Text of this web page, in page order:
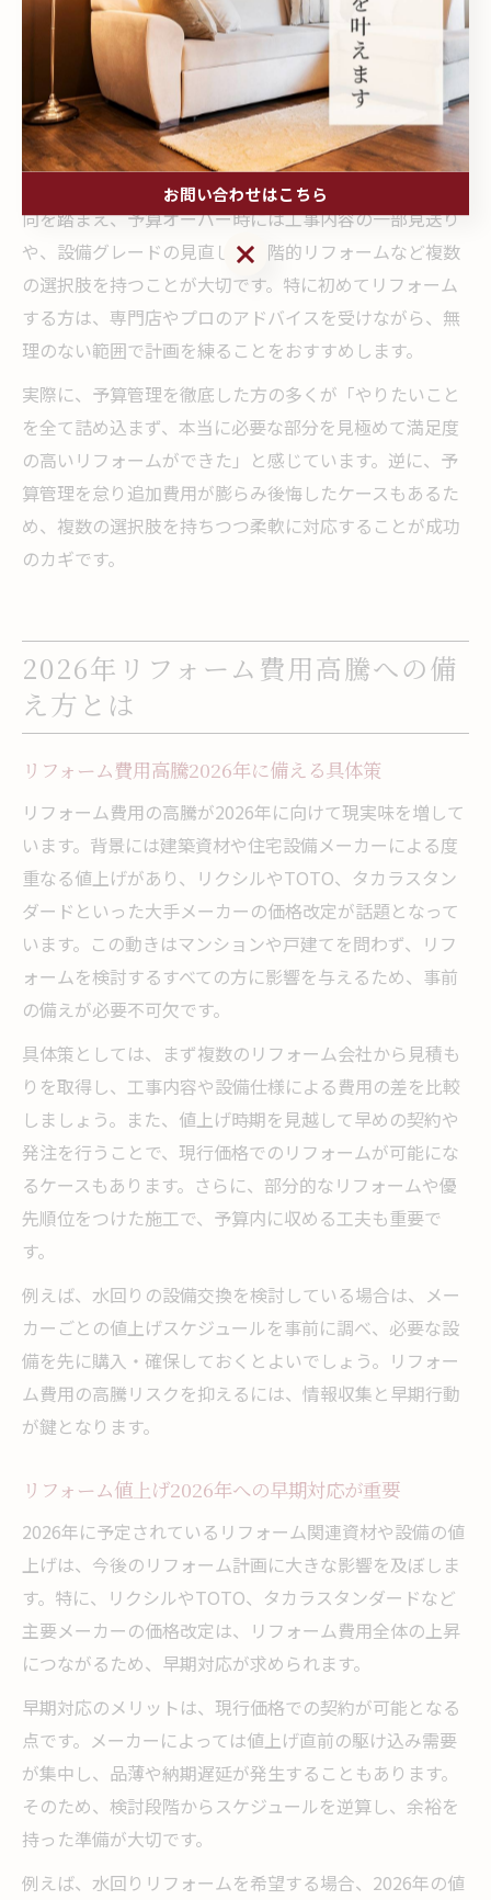
リフォームの値上げ時代において、後悔しないためには
柔軟な予算管理と選択肢の確保が不可欠です。まずは総
予算の上限を明確にし、費用配分表やチェックリストを
作成して管理しましょう。予算管理を徹底することで、
突発的な値上げや追加費用にも冷静に対応できます。
「リフォーム 値上げ 2026」や「LIXIL 値上げ」などの動
向を踏まえ、予算オーバー時には工事内容の一部見送り
や、設備グレードの見直し、段階的リフォームなど複数
の選択肢を持つことが大切です。特に初めてリフォーム
する方は、専門店やプロのアドバイスを受けながら、無
理のない範囲で計画を練ることをおすすめします。
実際に、予算管理を徹底した方の多くが「やりたいこと
を全て詰め込まず、本当に必要な部分を見極めて満足度
の高いリフォームができた」と感じています。逆に、予
算管理を怠り追加費用が膨らみ後悔したケースもあるた
め、複数の選択肢を持ちつつ柔軟に対応することが成功
のカギです。
2026年リフォーム費用高騰への備
え方とは
リフォーム費用高騰2026年に備える具体策
リフォーム費用の高騰が2026年に向けて現実味を増して
います。背景には建築資材や住宅設備メーカーによる度
重なる値上げがあり、リクシルやTOTO、タカラスタン
ダードといった大手メーカーの価格改定が話題となって
います。この動きはマンションや戸建てを問わず、リフ
ォームを検討するすべての方に影響を与えるため、事前
の備えが必要不可欠です。
具体策としては、まず複数のリフォーム会社から見積も
りを取得し、工事内容や設備仕様による費用の差を比較
しましょう。また、値上げ時期を見越して早めの契約や
発注を行うことで、現行価格でのリフォームが可能にな
るケースもあります。さらに、部分的なリフォームや優
先順位をつけた施工で、予算内に収める工夫も重要で
す。
例えば、水回りの設備交換を検討している場合は、メー
カーごとの値上げスケジュールを事前に調べ、必要な設
備を先に購入・確保しておくとよいでしょう。リフォー
ム費用の高騰リスクを抑えるには、情報収集と早期行動
が鍵となります。
リフォーム値上げ2026年への早期対応が重要
2026年に予定されているリフォーム関連資材や設備の値
上げは、今後のリフォーム計画に大きな影響を及ぼしま
す。特に、リクシルやTOTO、タカラスタンダードなど
主要メーカーの価格改定は、リフォーム費用全体の上昇
につながるため、早期対応が求められます。
早期対応のメリットは、現行価格での契約が可能となる
点です。メーカーによっては値上げ直前の駆け込み需要
が集中し、品薄や納期遅延が発生することもあります。
そのため、検討段階からスケジュールを逆算し、余裕を
持った準備が大切です。
例えば、水回りリフォームを希望する場合、2026年の値
お問い合わせはこちら
お問い合わせはこちら